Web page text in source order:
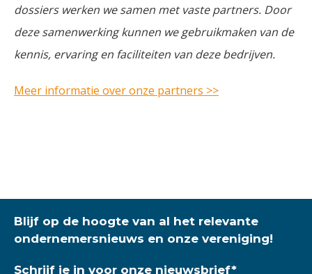
dossiers werken we samen met vaste partners. Door
deze samenwerking kunnen we gebruikmaken van de
kennis, ervaring en faciliteiten van deze bedrijven.
Meer informatie over onze partners >>
Blijf op de hoogte van al het relevante
ondernemersnieuws en onze vereniging!
Schrijf je in voor onze nieuwsbrief*